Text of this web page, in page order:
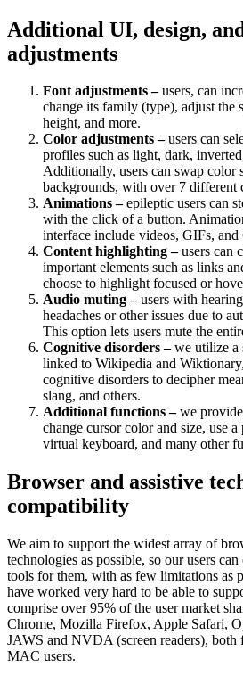
Additional UI, design,
adjustments
Font adjustments –users, can
change its family (type), adjust the
height, and more.
Color adjustments –users can
profiles such as light, dark,
Additionally, users can swap color
backgrounds, with over 7 different
Animations –epileptic users can
with the click of a button.
interface include videos, GIFs,
Content highlighting –users can
important elements such as links
choose to highlight focused or
Audio muting –users with
headaches or other issues due to
This option lets users mute the
Cognitive disorders –we utilize a
linked to Wikipedia and
cognitive disorders to decipher
slang, and others.
Additional functions –we provide
change cursor color and size, use
virtual keyboard, and many other
Browser and assistive
compatibility
We aim to support the widest array of
technologies as possible, so our users
tools for them, with as few limitations as
have worked very hard to be able to
comprise over 95% of the user market
Chrome, Mozilla Firefox, Apple Safari,
JAWS and NVDA (screen readers),
MAC users.